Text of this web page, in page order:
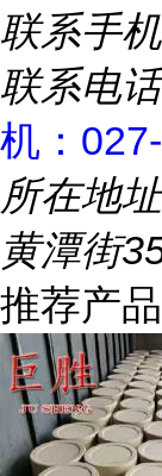
联系手机
联系电话
机：
所在地址
黄潭街
推荐产品